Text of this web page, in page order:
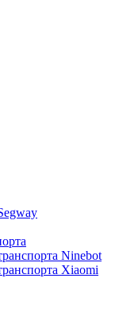
Ninebot
Xiaomi